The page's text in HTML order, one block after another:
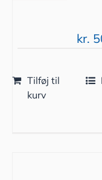
kr.
Tilføj til
kurv